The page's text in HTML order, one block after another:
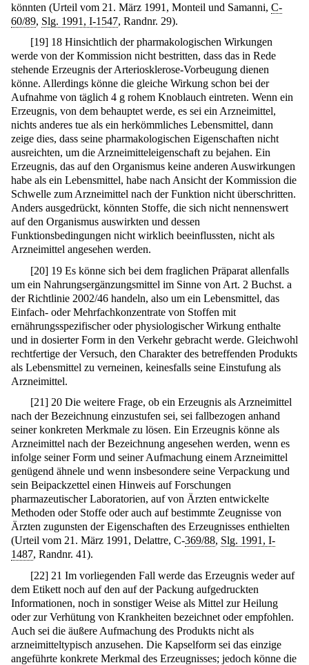
könnten (Urteil vom 21. März 1991, Monteil und Samanni, C-
60/89, Slg. 1991, I-1547, Randnr. 29).
[19] 18 Hinsichtlich der pharmakologischen Wirkungen
werde von der Kommission nicht bestritten, dass das in Rede
stehende Erzeugnis der Arteriosklerose-Vorbeugung dienen
könne. Allerdings könne die gleiche Wirkung schon bei der
Aufnahme von täglich 4 g rohem Knoblauch eintreten. Wenn ein
Erzeugnis, von dem behauptet werde, es sei ein Arzneimittel,
nichts anderes tue als ein herkömmliches Lebensmittel, dann
zeige dies, dass seine pharmakologischen Eigenschaften nicht
ausreichten, um die Arzneimitteleigenschaft zu bejahen. Ein
Erzeugnis, das auf den Organismus keine anderen Auswirkungen
habe als ein Lebensmittel, habe nach Ansicht der Kommission die
Schwelle zum Arzneimittel nach der Funktion nicht überschritten.
Anders ausgedrückt, könnten Stoffe, die sich nicht nennenswert
auf den Organismus auswirkten und dessen
Funktionsbedingungen nicht wirklich beeinflussten, nicht als
Arzneimittel angesehen werden.
[20] 19 Es könne sich bei dem fraglichen Präparat allenfalls
um ein Nahrungsergänzungsmittel im Sinne von Art. 2 Buchst. a
der Richtlinie 2002/46 handeln, also um ein Lebensmittel, das
Einfach- oder Mehrfachkonzentrate von Stoffen mit
ernährungsspezifischer oder physiologischer Wirkung enthalte
und in dosierter Form in den Verkehr gebracht werde. Gleichwohl
rechtfertige der Versuch, den Charakter des betreffenden Produkts
als Lebensmittel zu verneinen, keinesfalls seine Einstufung als
Arzneimittel.
[21] 20 Die weitere Frage, ob ein Erzeugnis als Arzneimittel
nach der Bezeichnung einzustufen sei, sei fallbezogen anhand
seiner konkreten Merkmale zu lösen. Ein Erzeugnis könne als
Arzneimittel nach der Bezeichnung angesehen werden, wenn es
infolge seiner Form und seiner Aufmachung einem Arzneimittel
genügend ähnele und wenn insbesondere seine Verpackung und
sein Beipackzettel einen Hinweis auf Forschungen
pharmazeutischer Laboratorien, auf von Ärzten entwickelte
Methoden oder Stoffe oder auch auf bestimmte Zeugnisse von
Ärzten zugunsten der Eigenschaften des Erzeugnisses enthielten
(Urteil vom 21. März 1991, Delattre, C-369/88, Slg. 1991, I-
1487, Randnr. 41).
[22] 21 Im vorliegenden Fall werde das Erzeugnis weder auf
dem Etikett noch auf den auf der Packung aufgedruckten
Informationen, noch in sonstiger Weise als Mittel zur Heilung
oder zur Verhütung von Krankheiten bezeichnet oder empfohlen.
Auch sei die äußere Aufmachung des Produkts nicht als
arzneimitteltypisch anzusehen. Die Kapselform sei das einzige
angeführte konkrete Merkmal des Erzeugnisses; jedoch könne die